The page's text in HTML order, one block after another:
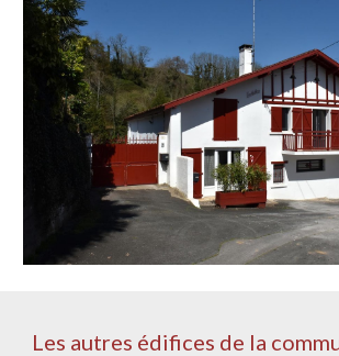
Les autres édifices de la